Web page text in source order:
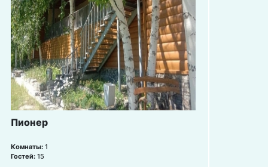
Пионер
Комнаты: 1
Гостей: 15